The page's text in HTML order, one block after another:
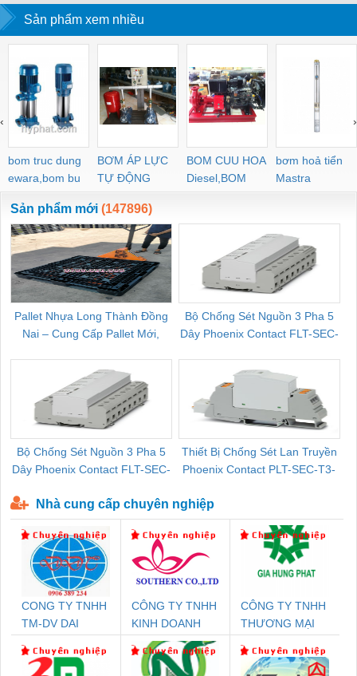
Sản phẩm xem nhiều
bom truc dung
ewara,bom bu
ewara
BƠM ÁP LỰC
TỰ ĐỘNG
BOM CUU HOA
Diesel,BOM
CHUA CHAY
bơm hoả tiển
Mastra
‹ ›
Sản phẩm mới (147896)
Pallet Nhựa Long Thành Đồng
Nai – Cung Cấp Pallet Mới,
Bộ Chống Sét Nguồn 3 Pha 5
Dây Phoenix Contact FLT-SEC-
Bộ Chống Sét Nguồn 3 Pha 5
Dây Phoenix Contact FLT-SEC-
Thiết Bị Chống Sét Lan Truyền
Phoenix Contact PLT-SEC-T3-
Nhà cung cấp chuyên nghiệp
CONG TY TNHH
TM-DV DAI
CÔNG TY TNHH
KINH DOANH
DỊCH VỤ XNK
PHƯƠNG NAM
CÔNG TY TNHH
THƯƠNG MẠI
THUẬT ĐIỆN CƠ